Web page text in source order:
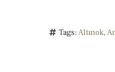
Tags: Altınok,